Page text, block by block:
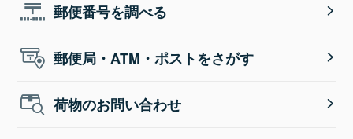
郵便番号を調べる
郵便局・ATM・ポストをさがす
荷物のお問い合わせ